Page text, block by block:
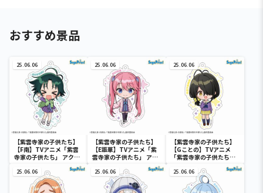
おすすめ景品
25.06.06
【紫雲寺家の子供たち】
【F南】TVアニメ「紫雲
寺家の子供たち」 アクリ
25.06.06
【紫雲寺家の子供たち】
【E謳華】TVアニメ「紫
雲寺家の子供たち」 アク
リルキーチェーン(EX)
25.06.06
【紫雲寺家の子供たち】
【Gことの】TVアニメ
「紫雲寺家の子供たち」
アクリルキーチェーン
(EX)
25.06.06 25.06.06 25.06.06